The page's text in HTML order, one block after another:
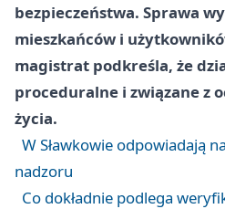
bezpieczeństwa. Sprawa
mieszkańców i
magistrat podkreśla, że
proceduralne i związane z
życia.
W Sławkowie odpowiadają
nadzoru
Co dokładnie podlega